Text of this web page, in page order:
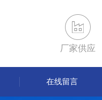
厂家供应
在线留言